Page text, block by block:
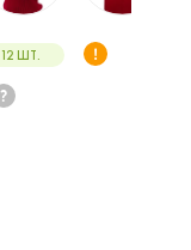
12ШТ.